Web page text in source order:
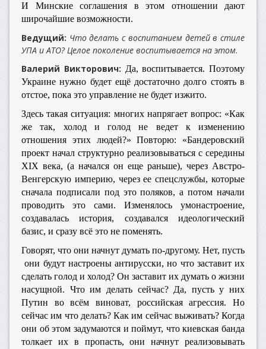
И Минские соглашения в этом отношении дают
широчайшие возможности.
Ведущий: Что делать с воспитанием детей в стиле
УПА и АТО? Целое поколение воспитывается на этом.
Валерий Викторович: Да, воспитывается. Поэтому
Украине нужно будет ещё достаточно долго стоять в
отстое, пока это управление не будет изжито.
Здесь такая ситуация: многих напрягает вопрос: «Как
же так, холод и голод не ведет к изменению
отношения этих людей?» Повторю: «Бандеровский
проект начал структурно реализовываться с середины
XIX века, (а начался он еще раньше), через Австро-
Венгерскую империю, через ее спецслужбы, которые
сначала подписали под это поляков, а потом начали
проводить это сами. Изменялось умонастроение,
создавалась история, создавался идеологический
базис, и сразу всё это не поменять.
Говорят, что они начнут думать по-другому. Нет, пусть
они будут настроены антирусски, но что заставит их
сделать голод и холод? Он заставит их думать о жизни
насущной. Что им делать сейчас? Да, пусть у них
Путин во всём виноват, российская агрессия. Но
сейчас им что делать? Как им сейчас выживать? Когда
они об этом задумаются и поймут, что киевская банда
толкает их в пропасть, они начнут реализовывать